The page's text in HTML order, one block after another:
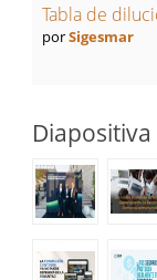
Tabla de
porSigesmar